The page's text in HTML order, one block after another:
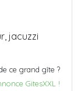
jacuzzi
ce grand gîte ?
GitesXXL !